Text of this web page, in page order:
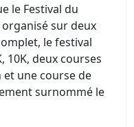
le Festival du
sur deux
le festival
10K, deux courses
une course de
surnommé le